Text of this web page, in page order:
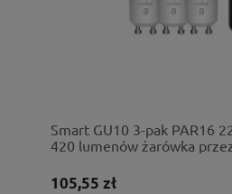
Smart GU10 3-pak PAR16
420 lumenów żarówka
105,55 zł